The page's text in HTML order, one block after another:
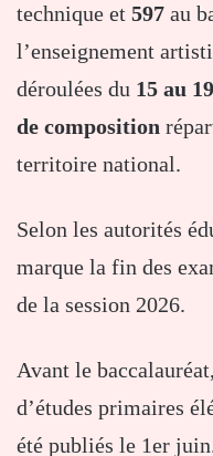
technique et 597 au
l’enseignement
déroulées du 15 au
de composition
territoire national.
Selon les autorités
marque la fin des
de la session 2026.
Avant le
d’études primaires
été publiés le 1er